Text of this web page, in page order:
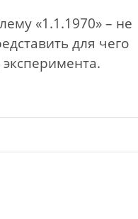
«1.1.1970» – не
для чего